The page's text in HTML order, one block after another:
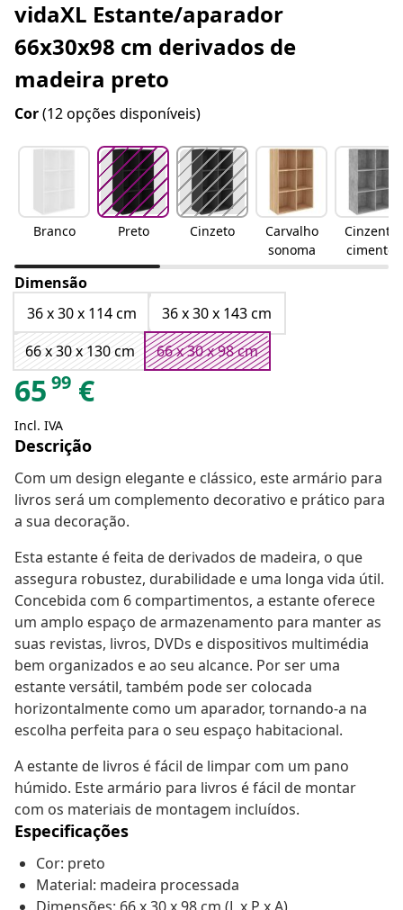
vidaXL Estante/aparador
66x30x98 cm derivados de
madeira preto
Cor(12 opções disponíveis)
Branco Preto Cinzeto
Carvalho
sonoma
Cinzento
cimento
Dimensão
36 x 30 x 114 cm
36 x 30 x 143 cm
66 x 30 x 130 cm
66 x 30 x 98 cm
65 99 €
Incl. IVA
Descrição
Com um design elegante e clássico, este armário para
livros será um complemento decorativo e prático para
a sua decoração.
Esta estante é feita de derivados de madeira, o que
assegura robustez, durabilidade e uma longa vida útil.
Concebida com 6 compartimentos, a estante oferece
um amplo espaço de armazenamento para manter as
suas revistas, livros, DVDs e dispositivos multimédia
bem organizados e ao seu alcance. Por ser uma
estante versátil, também pode ser colocada
horizontalmente como um aparador, tornando-a na
escolha perfeita para o seu espaço habitacional.
A estante de livros é fácil de limpar com um pano
húmido. Este armário para livros é fácil de montar
com os materiais de montagem incluídos.
Especificações
Cor: preto
Material: madeira processada